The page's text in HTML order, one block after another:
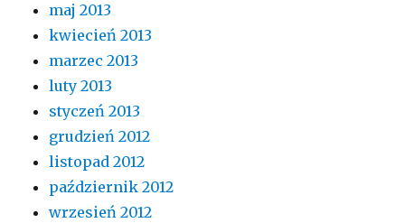
maj 2013
kwiecień 2013
marzec 2013
luty 2013
styczeń 2013
grudzień 2012
listopad 2012
październik 2012
wrzesień 2012